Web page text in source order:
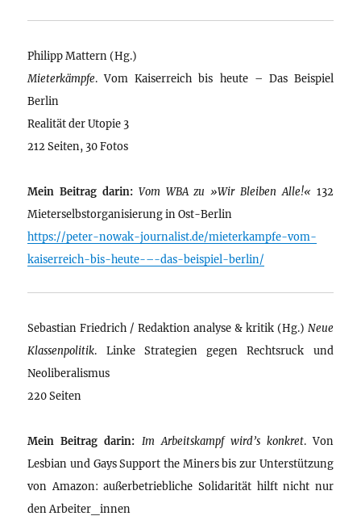
Philipp Mattern (Hg.)
Mieterkämpfe. Vom Kaiserreich bis heute – Das Beispiel
Berlin
Realität der Utopie 3
212 Seiten, 30 Fotos
Mein Beitrag darin: Vom WBA zu »Wir Bleiben Alle!« 132
Mieterselbstorganisierung in Ost-Berlin
https://peter-nowak-journalist.de/mieterkampfe-vom-
kaiserreich-bis-heute-–-das-beispiel-berlin/
Sebastian Friedrich / Redaktion analyse & kritik (Hg.) Neue
Klassenpolitik. Linke Strategien gegen Rechtsruck und
Neoliberalismus
220 Seiten
Mein Beitrag darin: Im Arbeitskampf wird’s konkret. Von
Lesbian und Gays Support the Miners bis zur Unterstützung
von Amazon: außerbetriebliche Solidarität hilft nicht nur
den Arbeiter_innen